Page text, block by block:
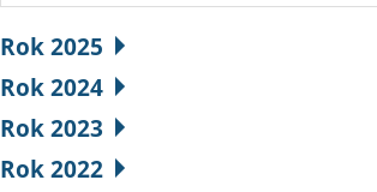
Rok 2025
Rok 2024
Rok 2023
Rok 2022